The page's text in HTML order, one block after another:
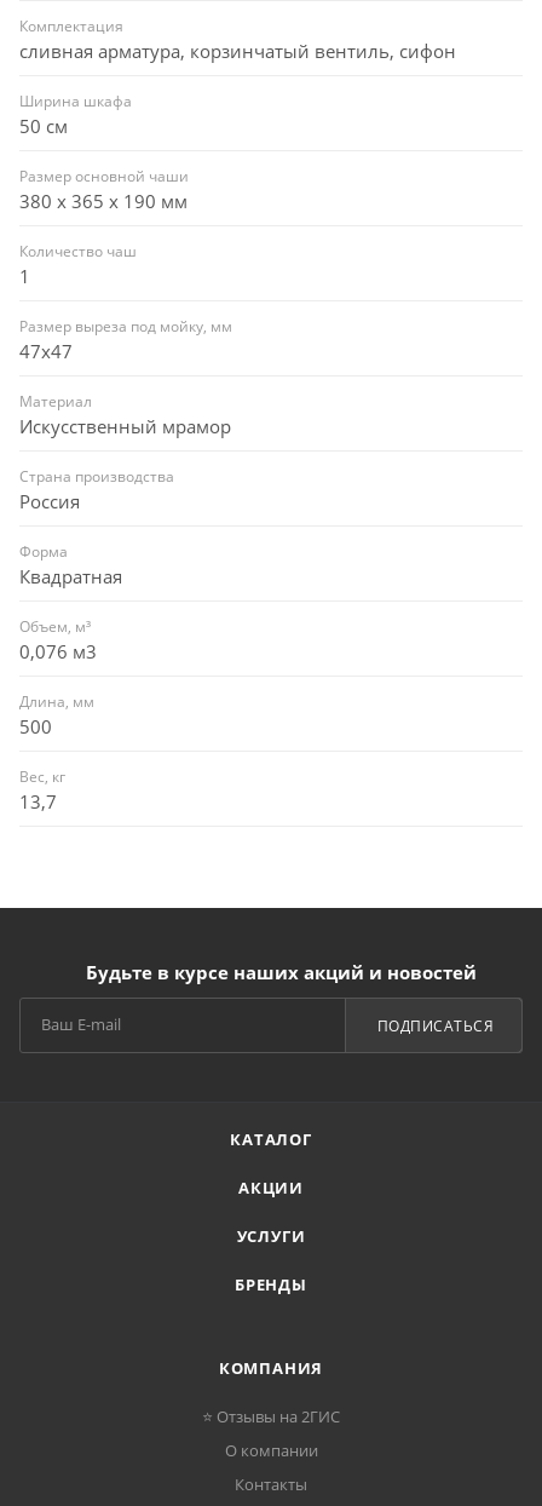
Комплектация
сливная арматура, корзинчатый вентиль, сифон
Ширина шкафа
50 см
Размер основной чаши
380 х 365 х 190 мм
Количество чаш
1
Размер выреза под мойку, мм
47x47
Материал
Искусственный мрамор
Страна производства
Россия
Форма
Квадратная
Объем, м³
0,076 м3
Длина, мм
500
Вес, кг
13,7
Будьте в курсе наших акций и новостей
ПОДПИСАТЬСЯ
КАТАЛОГ
АКЦИИ
УСЛУГИ
БРЕНДЫ
КОМПАНИЯ
⭐ Отзывы на 2ГИС
О компании
Контакты